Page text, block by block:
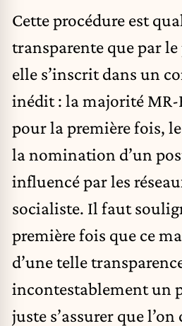
Cette procédure est
transparente que par
elle s’inscrit dans un
inédit : la majorité MR-
pour la première fois,
la nomination d’un
influencé par les
socialiste. Il faut
première fois que ce
d’une telle
incontestablement un
juste s’assurer que